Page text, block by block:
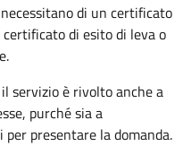
di un certificato
di esito di leva o
servizio è rivolto anche a
purché sia a
presentare la domanda.